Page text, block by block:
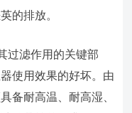
的排放。
过滤作用的关键部
使用效果的好坏。由
备耐高温、耐高湿、